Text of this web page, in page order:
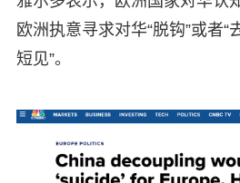
欧洲执意寻求对华“脱钩”或者“
短见”。